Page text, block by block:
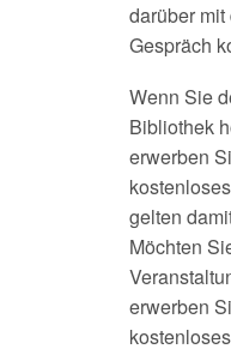
darüber
Gespräch
Wenn Sie
Bibliothek
erwerben
gelten
Möchten
erwerben